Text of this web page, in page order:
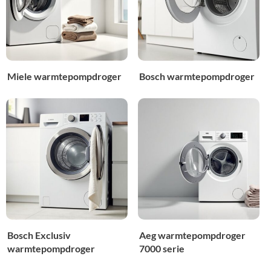
Miele warmtepompdroger Bosch warmtepompdroger
Bosch Exclusiv
warmtepompdroger
Aeg warmtepompdroger
7000 serie